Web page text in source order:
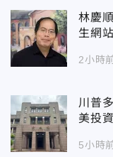
林慶
生網站
2小時
川普
美投
5小時